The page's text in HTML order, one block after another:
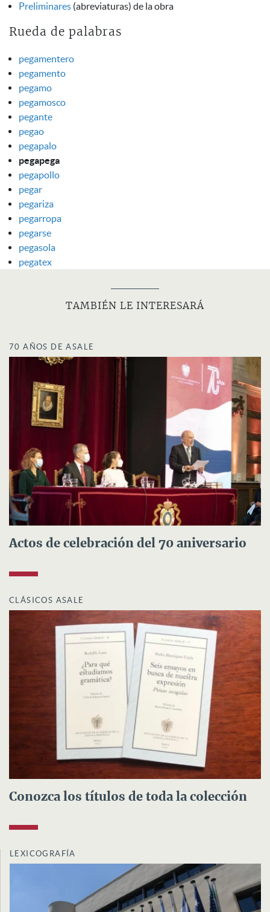
Preliminares (abreviaturas) de la obra
Rueda de palabras
pegamentero
pegamento
pegamo
pegamosco
pegante
pegao
pegapalo
pegapega
pegapollo
pegar
pegariza
pegarropa
pegarse
pegasola
pegatex
TAMBIÉN LE INTERESARÁ
70 AÑOS DE ASALE
Actos de celebración del 70 aniversario
CLÁSICOS ASALE
Conozca los títulos de toda la colección
LEXICOGRAFÍA